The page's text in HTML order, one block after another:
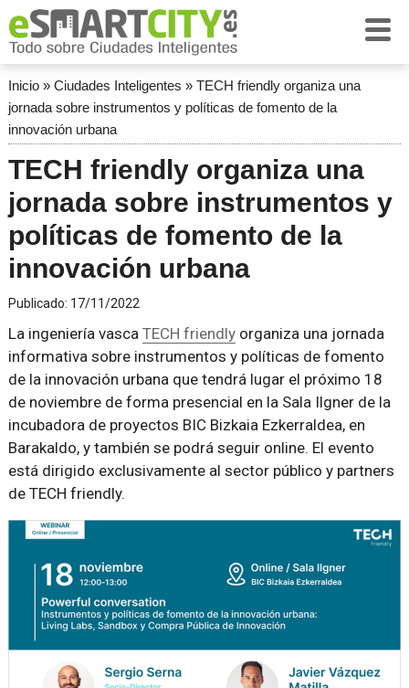
Inicio» Ciudades Inteligentes » TECH friendly organiza una
jornada sobre instrumentos y políticas de fomento de la
innovación urbana
TECH friendly organiza una
jornada sobre instrumentos y
políticas de fomento de la
innovación urbana
Publicado: 17/11/2022
La ingeniería vasca TECH friendlyorganiza una jornada
informativa sobre instrumentos y políticas de fomento
de la innovación urbana que tendrá lugar el próximo 18
de noviembre de forma presencial en la Sala Ilgner de la
incubadora de proyectos BIC Bizkaia Ezkerraldea, en
Barakaldo, y también se podrá seguir online. El evento
está dirigido exclusivamente al sector público y partners
de TECH friendly.